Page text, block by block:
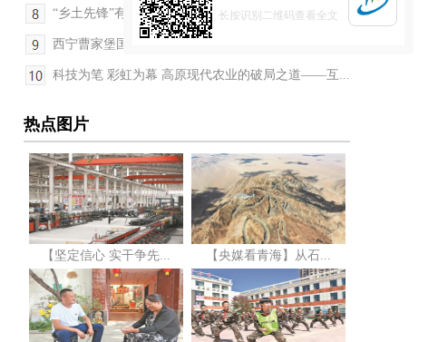
“乡土先锋”有担当，“一老一小”有保障
西宁曹家堡国际机场T3航站楼将于8月7日启用
科技为笔 彩虹为幕 高原现代农业的破局之道——互...
热点图片
【坚定信心 实干争先... 【央媒看青海】从石...
长按识别二维码查看全文